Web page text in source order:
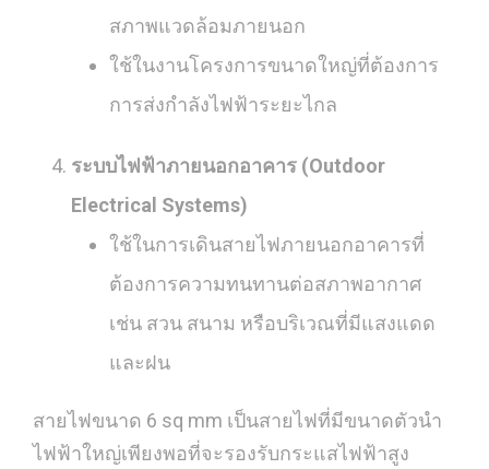
สภาพแวดล้อมภายนอก
ใช้ในงานโครงการขนาดใหญ่ที่ต้องการ
การส่งกำลังไฟฟ้าระยะไกล
ระบบไฟฟ้าภายนอกอาคาร (Outdoor
Electrical Systems)
ใช้ในการเดินสายไฟภายนอกอาคารที่
ต้องการความทนทานต่อสภาพอากาศ
เช่น สวน สนาม หรือบริเวณที่มีแสงแดด
และฝน
สายไฟขนาด 6 sq mm เป็นสายไฟที่มีขนาดตัวนำ
ไฟฟ้าใหญ่เพียงพอที่จะรองรับกระแสไฟฟ้าสูง